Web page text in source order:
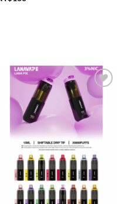
Add to
wishlist